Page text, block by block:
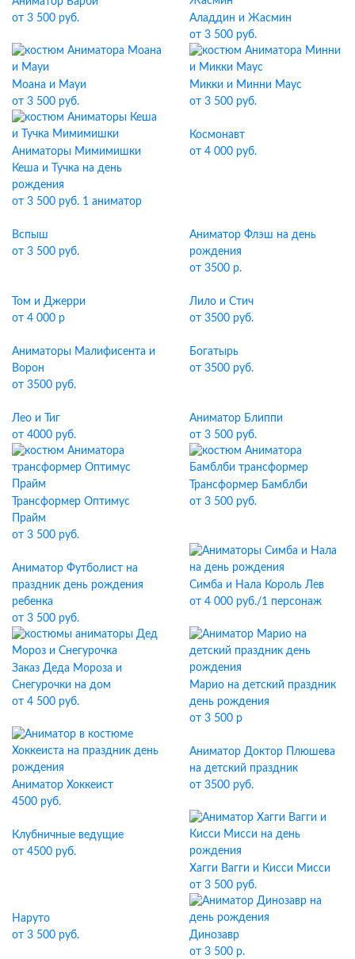
от 3 500 руб.
Аладдин и Жасмин
от 3 500 руб.
Моана и Мауи
от 3 500 руб.
Микки и Минни Маус
от 3 500 руб.
Аниматоры Мимимишки
Кеша и Тучка на день
рождения
от 3 500 руб. 1 аниматор
Космонавт
от 4 000 руб.
Вспыш
от 3 500 руб.
Аниматор Флэш на день
рождения
от 3500 р.
Том и Джерри
от 4 000 р
Лило и Стич
от 3500 руб.
Аниматоры Малифисента и
Ворон
от 3500 руб.
Богатырь
от 3500 руб.
Лео и Тиг
от 4000 руб.
Аниматор Блиппи
от 3 500 руб.
Трансформер Оптимус
Прайм
от 3 500 руб.
Трансформер Бамблби
от 3 500 руб.
Аниматор Футболист на
праздник день рождения
ребенка
от 3 500 руб.
Симба и Нала Король Лев
от 4 000 руб./1 персонаж
Заказ Деда Мороза и
Снегурочки на дом
от 4 500 руб.
Марио на детский праздник
день рождения
от 3 500 р
Аниматор Хоккеист
4500 руб.
Аниматор Доктор Плюшева
на детский праздник
от 3500 руб.
Клубничные ведущие
от 4500 руб.
Хагги Вагги и Кисси Мисси
от 3 500 руб.
Наруто
от 3 500 руб.
Динозавр
от 3 500 р.